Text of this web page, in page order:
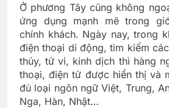
Ở phương Tây cũng không
ứng dụng mạnh mẽ trong
chính khách. Ngày nay, trong
điện thoại di động, tìm kiếm
thủy, tử vi, kinh dịch thì hàng
thoại, điện tử được hiển thị và
đủ loại ngôn ngữ Việt, Trung,
Nga, Hàn, Nhật…